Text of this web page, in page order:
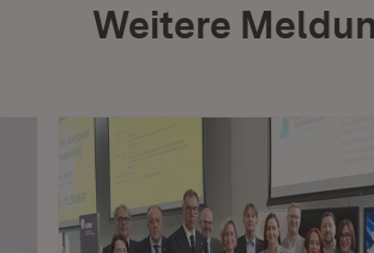
Weitere